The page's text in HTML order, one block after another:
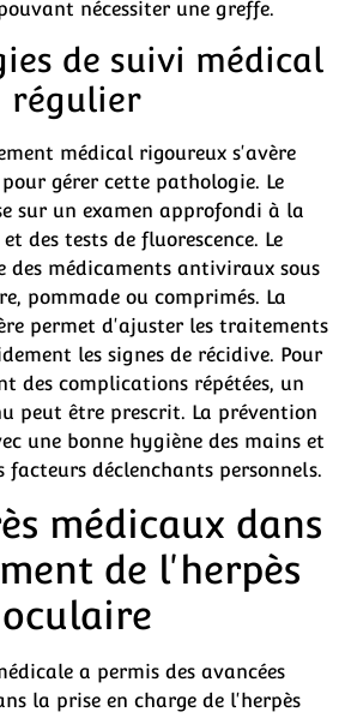
nécessiter une greffe.
de suivi médical
régulier
médical rigoureux s'avère
gérer cette pathologie. Le
sur un examen approfondi à la
des tests de fluorescence. Le
des médicaments antiviraux sous
pommade ou comprimés. La
permet d'ajuster les traitements
les signes de récidive. Pour
des complications répétées, un
peut être prescrit. La prévention
une bonne hygiène des mains et
déclenchants personnels.
médicaux dans
de l'herpès
oculaire
a permis des avancées
la prise en charge de l'herpès